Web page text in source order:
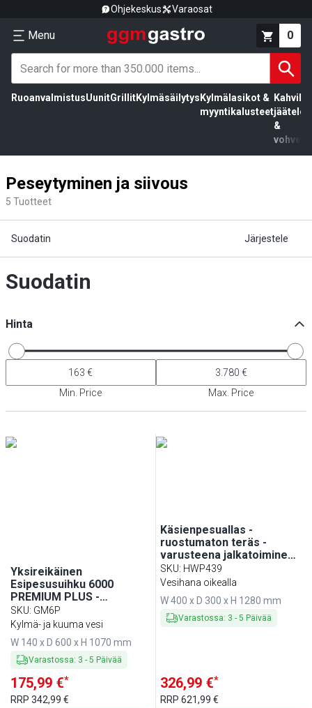
Ohjekeskus Varaosat
Menu 0
RuoanvalmistusUunitGrillitKylmäsäilytys Kylmälasikot &
myyntikalusteet
Kahvila,
jäätelö
&
vohvelit
Peseytyminen ja siivous
5 Tuotteet
Suodatin Järjestele
Suodatin
Hinta
Min. Price Max. Price
Yksireikäinen
Esipesusuihku 6000
PREMIUM PLUS -
varusteena: kääntyvä
juoksuputki,
ruiskupistooli,
seinäkiinnitys &
kaksikahvainen sekoittaja
SKU: GM6P
Kylmä- ja kuuma vesi
W 140 x D 600 x H 1070 mm
Varastossa: 3 - 5 Päivää
175,99 €*
RRP 342,99 €
Käsienpesuallas -
ruostumaton teräs -
varusteena jalkatoiminen,
käsipyyhe- & saippua-
annostelija
SKU: HWP439
Vesihana oikealla
W 400 x D 300 x H 1280 mm
Varastossa: 3 -5 Päivää
326,99 €*
RRP621,99 €